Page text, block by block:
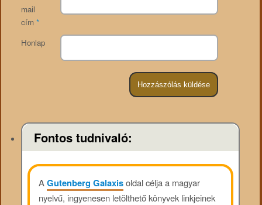
mail
cím *
Honlap
Fontos tudnivaló:
AGutenberg Galaxisoldal célja a magyar
nyelvű, ingyenesen letölthető könyvek linkjeinek